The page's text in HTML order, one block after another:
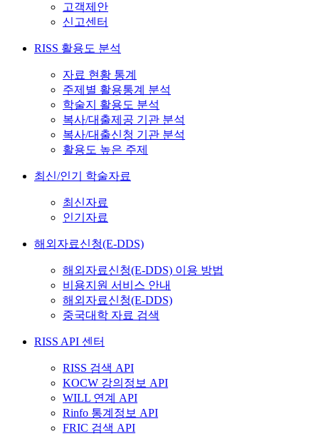
고객제안
신고센터
RISS 활용도 분석
자료 현황 통계
주제별 활용통계 분석
학술지 활용도 분석
복사/대출제공 기관 분석
복사/대출신청 기관 분석
활용도 높은 주제
최신/인기 학술자료
최신자료
인기자료
해외자료신청(E-DDS)
해외자료신청(E-DDS) 이용 방법
비용지원 서비스 안내
해외자료신청(E-DDS)
중국대학 자료 검색
RISS API 센터
RISS 검색 API
KOCW 강의정보 API
WILL 연계 API
Rinfo 통계정보 API
FRIC 검색 API